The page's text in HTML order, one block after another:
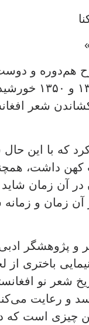
هم‌دوره و
درباره او
کشاندن شعر
که با این
کهن داشت،
در آن زمان
آن زمان و
پژوهشگر ادبی
باختری
شعر نو
و رعایت
چیزی است که